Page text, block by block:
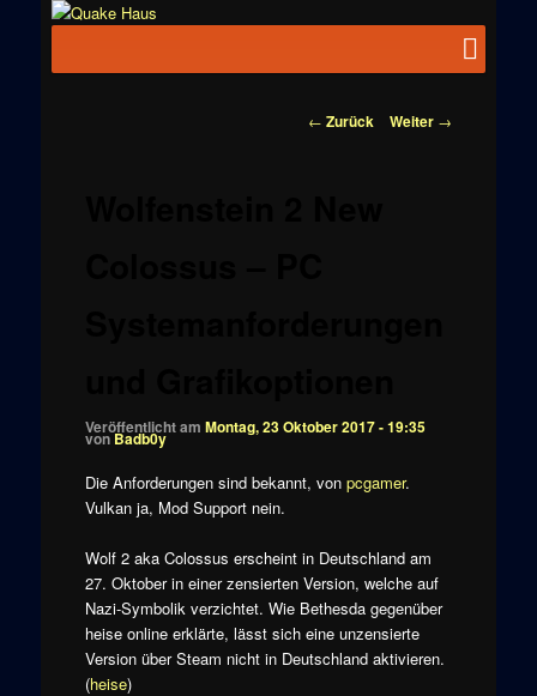
News zu
Beitragsnavigation
← Zurück Weiter →
Veröffentlicht am Montag, 23 Oktober 2017 - 19:35
vonBadb0y
Die Anforderungen sind bekannt, von pcgamer.
Vulkan ja, Mod Support nein.
Wolf 2 aka Colossus erscheint in Deutschland am
27. Oktober in einer zensierten Version, welche auf
Nazi-Symbolik verzichtet. Wie Bethesda gegenüber
heise online erklärte, lässt sich eine unzensierte
Version über Steam nicht in Deutschland aktivieren.
(heise)